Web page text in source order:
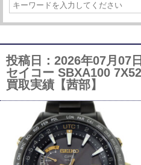
投稿日：2026年07月07日
セイコー SBXA100
買取実績【茜部】